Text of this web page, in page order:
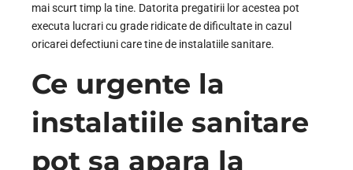
mai scurt timp la tine. Datorita pregatirii lor acestea pot
executa lucrari cu grade ridicate de dificultate in cazul
oricarei defectiuni care tine de instalatiile sanitare.
Ce urgente la
instalatiile sanitare
pot sa apara la